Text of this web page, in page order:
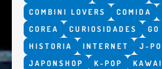
COMBINI LOVERS
COMIDA
COREA
CURIOSIDADES
HISTORIA
INTERNET J-
JAPONSHOP
K-POP